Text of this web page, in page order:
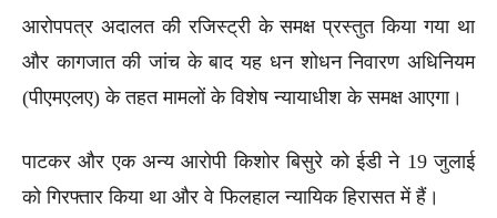
आरोपपत्र अदालत की रजिस्ट्री के समक्ष प्रस्तुत किया गया था
और कागजात की जांच के बाद यह धन शोधन निवारण अधिनियम
(पीएमएलए) के तहत मामलों के विशेष न्यायाधीश के समक्ष आएगा।
पाटकर और एक अन्य आरोपी किशोर बिसुरे को ईडी ने 19 जुलाई
को गिरफ्तार किया था और वे फिलहाल न्यायिक हिरासत में हैं।